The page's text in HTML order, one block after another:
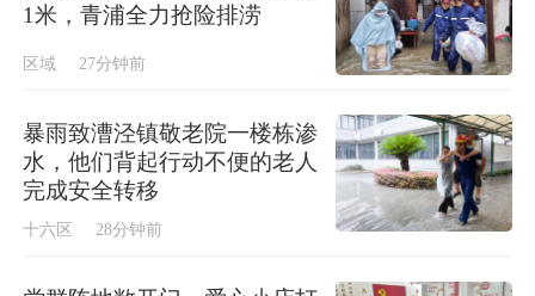
1米，青浦全力抢险排涝
区域 27分钟前
暴雨致漕泾镇敬老院一楼栋渗
水，他们背起行动不便的老人
完成安全转移
十六区 28分钟前